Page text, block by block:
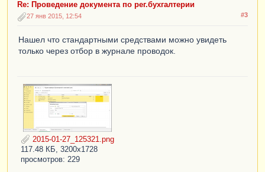
Движение.СубконтоКт[ПланыВидовХарактеристик
идыСубконтоХозрасчетные
Движение. СубконтоКт[ПланыВидовХарактеристик
//Движение.СуммаНУКт =
ТекСтрокаУслуги.Сумма-
ТекСтрокаУслуги.СуммаНДС;
КонецЦикла;
//}}__КОНСТРУКТОР_ДВИЖЕНИЙ_РЕГИСТРОВ
КонецПроцедуры
Re: Проведение документа по рег.бухгалтерии
#3
27 янв 2015, 12:54
Нашел что стандартными средствами можно увидеть
только через отбор в журнале проводок.
2015-01-27_125321.png
117.48 КБ, 3200x1728
просмотров: 229